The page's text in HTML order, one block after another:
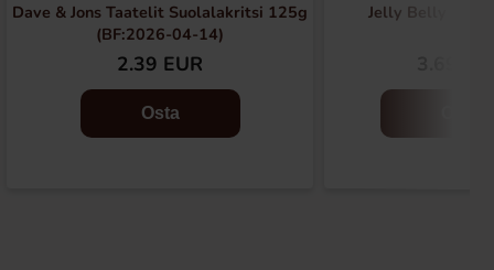
Dave & Jons Taatelit Suolalakritsi 125g
(BF:2026-04-14)
2.39 EUR
Osta
Jelly Belly Fruit